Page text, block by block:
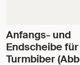
Anfangs- und
Endscheibe für
Turmbiber